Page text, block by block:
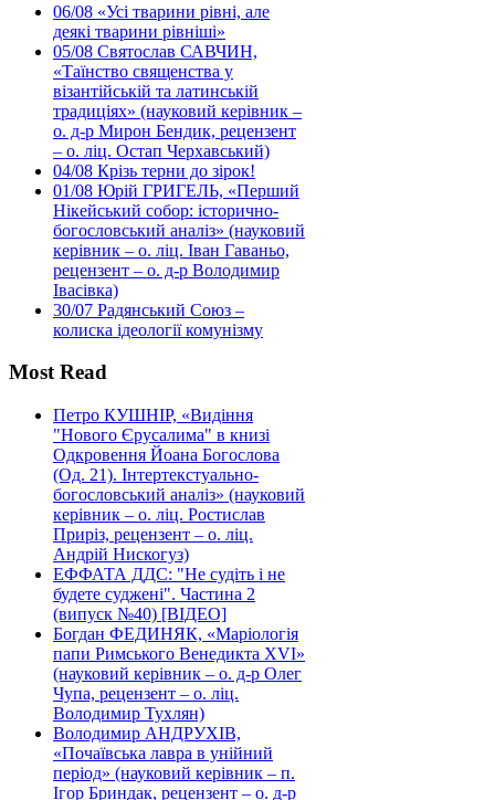
06/08 «Усі тварини рівні, але
деякі тварини рівніші»
05/08 Святослав САВЧИН,
«Таїнство священства у
візантійській та латинській
традиціях» (науковий керівник –
о. д-р Мирон Бендик, рецензент
– о. ліц. Остап Черхавський)
04/08 Крізь терни до зірок!
01/08 Юрій ГРИГЕЛЬ, «Перший
Нікейський собор: історично-
богословський аналіз» (науковий
керівник – о. ліц. Іван Гаваньо,
рецензент – о. д-р Володимир
Івасівка)
30/07 Радянський Союз –
колиска ідеології комунізму
Most Read
Петро КУШНІР, «Видіння
"Нового Єрусалима" в книзі
Одкровення Йоана Богослова
(Од. 21). Інтертекстуально-
богословський аналіз» (науковий
керівник – о. ліц. Ростислав
Приріз, рецензент – о. ліц.
Андрій Нискогуз)
ЕФФАТА ДДС: "Не судіть і не
будете суджені". Частина 2
(випуск №40) [ВІДЕО]
Богдан ФЕДИНЯК, «Маріологія
папи Римського Венедикта XVI»
(науковий керівник – о. д-р Олег
Чупа, рецензент – о. ліц.
Володимир Тухлян)
Володимир АНДРУХІВ,
«Почаївська лавра в унійний
період» (науковий керівник – п.
Ігор Бриндак, рецензент – о. д-р